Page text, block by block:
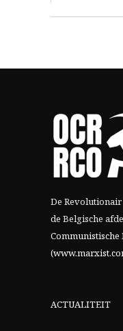
De
de Belgische
ACTUALITEIT